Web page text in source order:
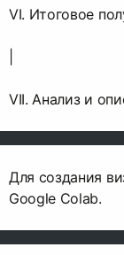
VI. Итоговое
VII. Анализ и
Для создания
Google Colab.